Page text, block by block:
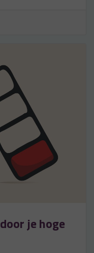
je hoge